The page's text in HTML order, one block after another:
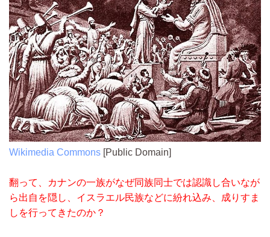
Wikimedia Commons [Public Domain]
翻って、カナンの一族がなぜ同族同士では認識し合いなが
ら出自を隠し、イスラエル民族などに紛れ込み、成りすま
しを行ってきたのか？